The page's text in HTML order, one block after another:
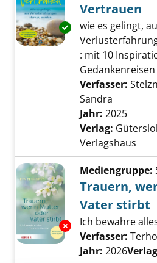
Exemplar-Details
Vertrauen
wie es gelingt,
: mit 10
Verfasser:
Sandra
Jahr: 2025
Verlag:
Verlagshaus
Exemplar-Details
Mediengruppe:
Trauern,
Vater stirbt
Ich bewahre
Verfasser:
Jahr: 2026